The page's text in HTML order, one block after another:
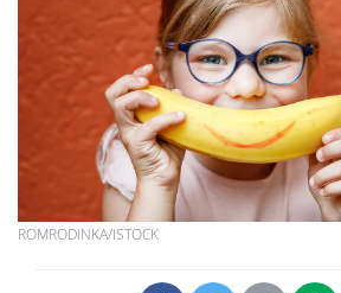
ROMRODINKA/ISTOCK